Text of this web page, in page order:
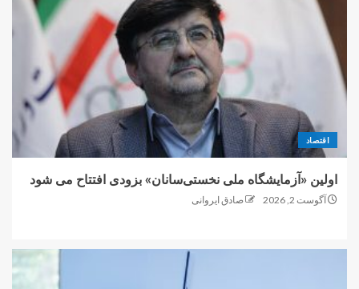
اقتصاد
اولین «آزمایشگاه ملی نخستی‌سانان» بزودی افتتاح می شود
آگوست 2, 2026 صادق ایروانی